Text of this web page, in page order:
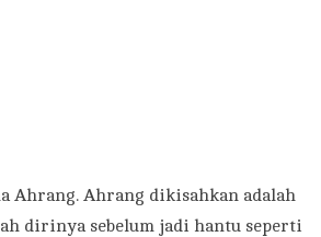
Ahrang. Ahrang dikisahkan adalah
dirinya sebelum jadi hantu seperti